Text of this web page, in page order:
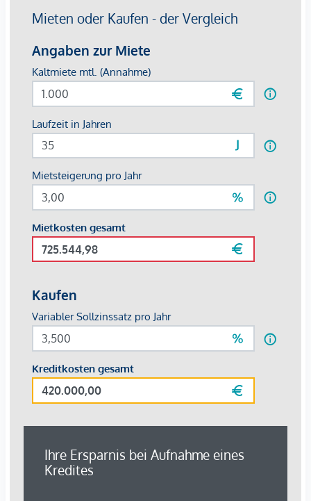
Die Anbindung an das öffentliche Verkehrsnetz (U1, U2 und
Umgebung (Naschmarkt etc.) ist ausgezeichnet.
Verfügbare Flächen / Kosten:
8. OG/ Top 8.1.: 713,53m² --- € 19,00/m²
8. OG/ Top 8.2.: 309,25m² --- € 19,00/m²
8. OG/ Top 8.3.: 246,97m² --- € 19,00/m²
8. OG/ Top 8.1. + Top 8.2.: 1.022,78m² --- €
19,00/m²
8. OG/ Top 8.2. + Top 8.3.: 556,22m² --- €
19,00/m²
8. OG/ Top 8.1. + Top 8.2. + Top 8.3.: 1.578,90m² ---
€ 19,00/m²
9. OG/ Top 9.3.: 218,64m² --- € 15,00/m²
Betriebskosten:
8. OG: € 4,66/m² (inkl. Heizung und Kühlung)
Parkplätze:á €
Bus Linie 4A, 59A